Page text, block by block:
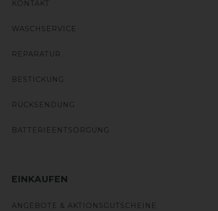
KONTAKT
WASCHSERVICE
REPARATUR
BESTICKUNG
RÜCKSENDUNG
BATTERIEENTSORGUNG
EINKAUFEN
ANGEBOTE & AKTIONSGUTSCHEINE